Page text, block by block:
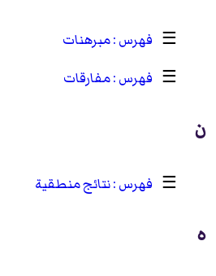
☰
مبرهنات
☰
مفارقات
ن
☰ نتائج منطقية
ه